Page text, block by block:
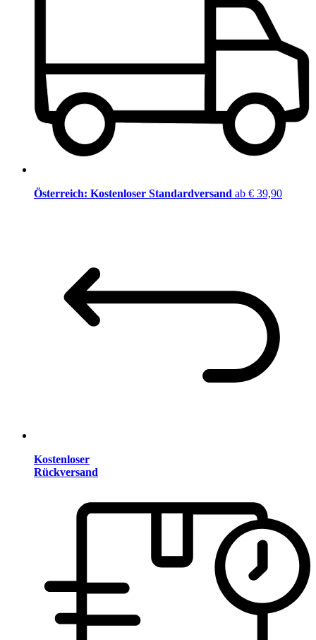
Österreich: Kostenloser Standardversand ab € 39,90
Kostenloser
Rückversand